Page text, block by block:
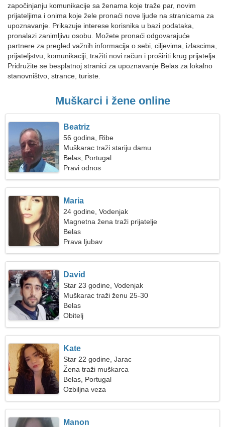
započinjanju komunikacije sa ženama koje traže par, novim
prijateljima i onima koje žele pronaći nove ljude na stranicama za
upoznavanje. Prikazuje interese korisnika u bazi podataka,
pronalazi zanimljivu osobu. Možete pronaći odgovarajuće
partnere za pregled važnih informacija o sebi, ciljevima, izlascima,
prijateljstvu, komunikaciji, tražiti novi račun i proširiti krug prijatelja.
Pridružite se besplatnoj stranici za upoznavanje Belas za lokalno
stanovništvo, strance, turiste.
Muškarci i žene online
Beatriz
56 godina, Ribe
Muškarac traži stariju damu
Belas, Portugal
Pravi odnos
Maria
24 godine, Vodenjak
Magnetna žena traži prijatelje
Belas
Prava ljubav
David
Star 23 godine, Vodenjak
Muškarac traži ženu 25-30
Belas
Obitelj
Kate
Star 22 godine, Jarac
Žena traži muškarca
Belas, Portugal
Ozbiljna veza
Manon